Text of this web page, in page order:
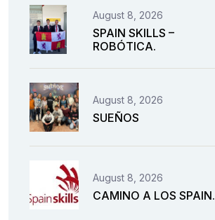
August 8, 2026
SPAIN SKILLS –
ROBÓTICA.
August 8, 2026
SUEÑOS
August 8, 2026
CAMINO A LOS SPAIN.